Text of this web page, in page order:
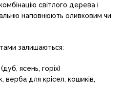
світлого дерева і
наповнюють оливковим чи
залишаються:
ясень, горіх)
верба для крісел, кошиків,